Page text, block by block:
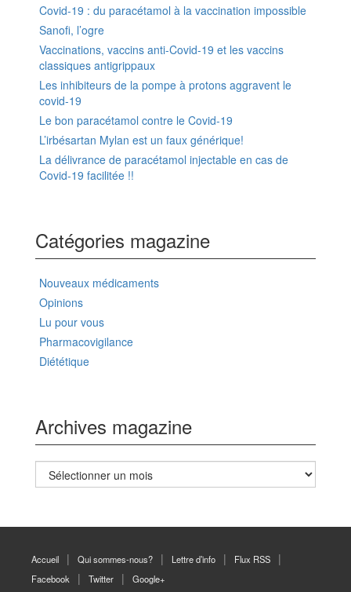
Covid-19 : du paracétamol à la vaccination impossible
Sanofi, l’ogre
Vaccinations, vaccins anti-Covid-19 et les vaccins
classiques antigrippaux
Les inhibiteurs de la pompe à protons aggravent le
covid-19
Le bon paracétamol contre le Covid-19
L’irbésartan Mylan est un faux générique!
La délivrance de paracétamol injectable en cas de
Covid-19 facilitée !!
Catégories magazine
Nouveaux médicaments
Opinions
Lu pour vous
Pharmacovigilance
Diététique
Archives magazine
Archives
magazine
Accueil Qui sommes-nous? Lettre d’info
Flux RSS
Facebook
Twitter Google+